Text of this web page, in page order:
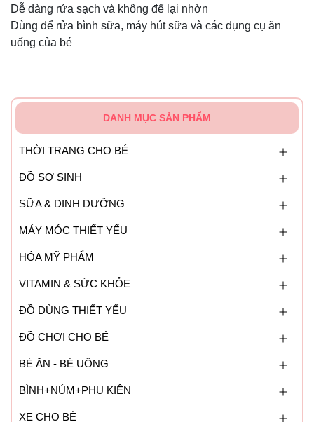
Dễ dàng rửa sạch và không để lại nhờn ️
Dùng để rửa bình sữa, máy hút sữa và các dụng cụ ăn
uống của bé
DANH MỤC SẢN PHẨM
THỜI TRANG CHO BÉ
ĐỒ SƠ SINH
SỮA & DINH DƯỠNG
MÁY MÓC THIẾT YẾU
HÓA MỸ PHẨM
VITAMIN & SỨC KHỎE
ĐỒ DÙNG THIẾT YẾU
ĐỒ CHƠI CHO BÉ
BÉ ĂN - BÉ UỐNG
BÌNH+NÚM+PHỤ KIỆN
XE CHO BÉ